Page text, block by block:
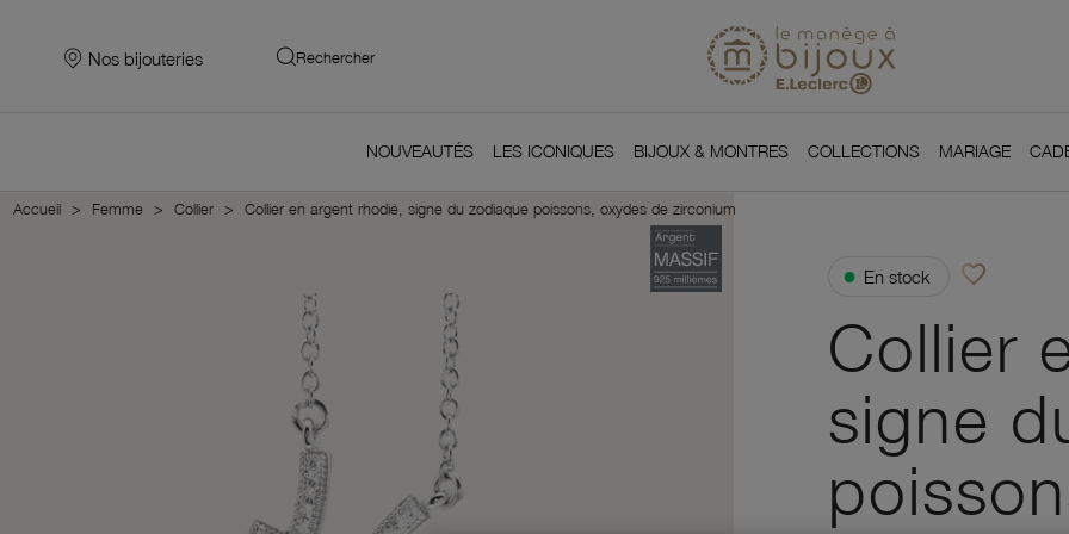
Nos bijouteries Rechercher
NOUVEAUTÉS LES ICONIQUES BIJOUX & MONTRES COLLECTIONS MARIAGE
Accueil Femme Collier Collier en argent rhodié, signe du zodiaque poissons, oxydes de zirconium
● En stock favorite_borderAjouter à vos
Collier
signe